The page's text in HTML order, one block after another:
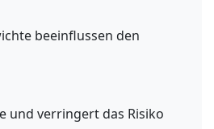
beeinflussen den
und verringert das Risiko